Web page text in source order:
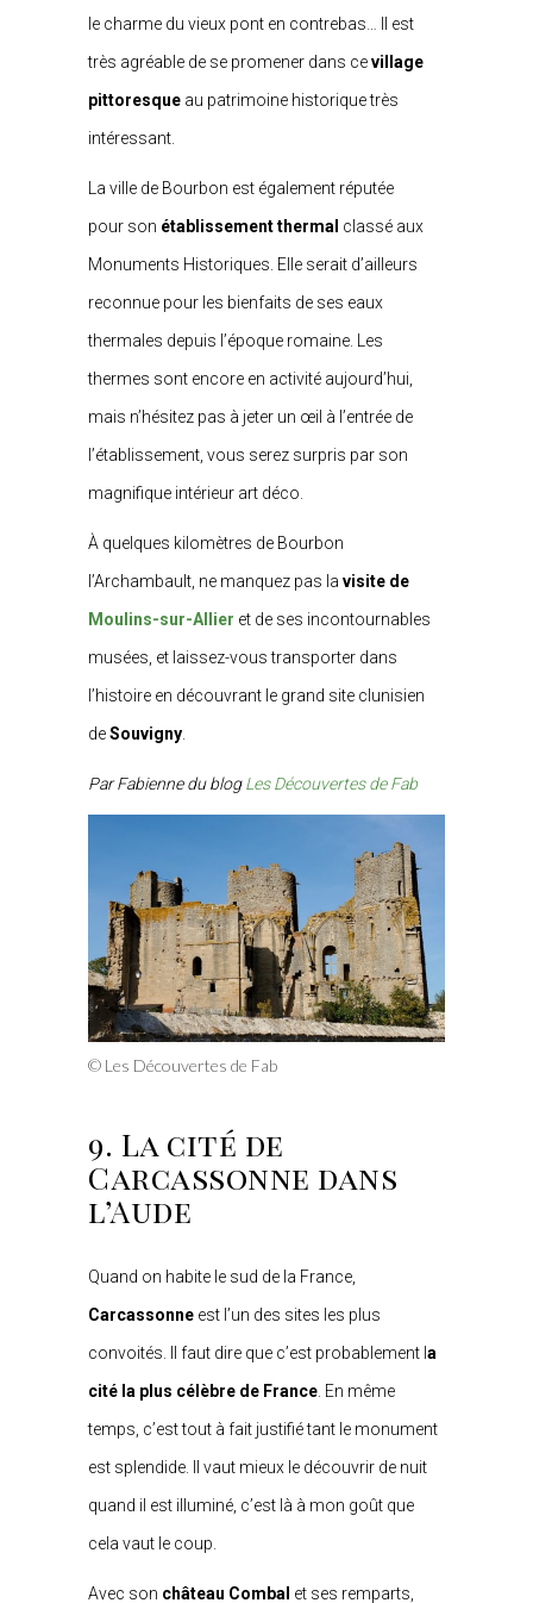
le charme du vieux pont en contrebas… Il est
très agréable de se promener dans cevillage
pittoresque au patrimoine historique très
intéressant.
La ville de Bourbon est également réputée
pour son établissement thermal classé aux
Monuments Historiques. Elle serait d’ailleurs
reconnue pour les bienfaits de ses eaux
thermales depuis l’époque romaine. Les
thermes sont encore en activité aujourd’hui,
mais n’hésitez pas à jeter un œil à l’entrée de
l’établissement, vous serez surpris par son
magnifique intérieur art déco.
À quelques kilomètres de Bourbon
l’Archambault, ne manquez pas la visite de
Moulins-sur-Allier et de ses incontournables
musées, et laissez-vous transporter dans
l’histoire en découvrant le grand site clunisien
deSouvigny
Par Fabienne du blogLes Découvertes de Fab
© Les Découvertes de Fab
9. La cité de
Carcassonne dans
l’Aude
Quand on habite le sud de la France,
Carcassonne est l’un des sites les plus
convoités. Il faut dire que c’est probablement l a
cité la plus célèbre de France . En même
temps, c’est tout à fait justifié tant le monument
est splendide. Il vaut mieux le découvrir de nuit
quand il est illuminé, c’est là à mon goût que
cela vaut le coup.
Avec son château Combal et ses remparts,